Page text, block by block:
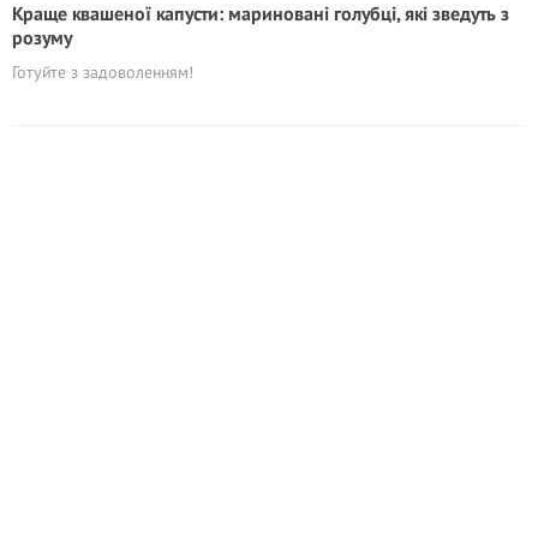
Краще квашеної капусти: мариновані голубці, які зведуть з
розуму
Готуйте з задоволенням!